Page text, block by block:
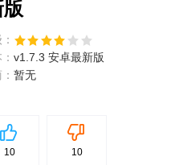
v1.7.3 安卓最新版
暂无
5
10 10